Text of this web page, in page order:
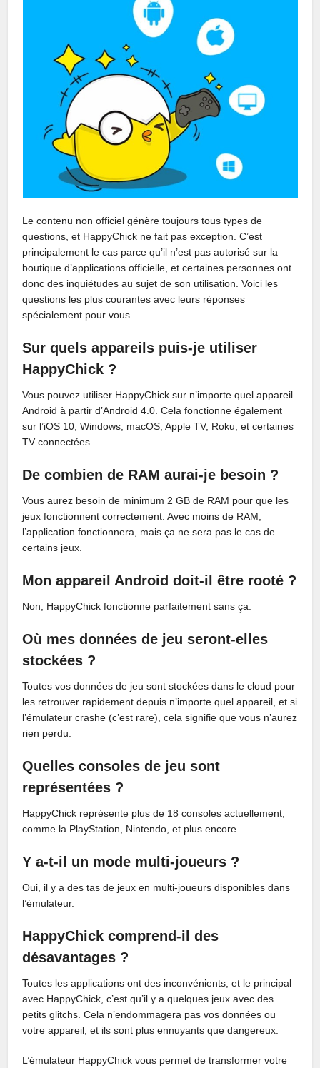
Le contenu non officiel génère toujours tous types de
questions, et HappyChick ne fait pas exception. C’est
principalement le cas parce qu’il n’est pas autorisé sur la
boutique d’applications officielle, et certaines personnes ont
donc des inquiétudes au sujet de son utilisation. Voici les
questions les plus courantes avec leurs réponses
spécialement pour vous.
Sur quels appareils puis-je utiliser
HappyChick ?
Vous pouvez utiliser HappyChick sur n’importe quel appareil
Android à partir d’Android 4.0. Cela fonctionne également
sur l’iOS 10, Windows, macOS, Apple TV, Roku, et certaines
TV connectées.
De combien de RAM aurai-je besoin ?
Vous aurez besoin de minimum 2 GB de RAM pour que les
jeux fonctionnent correctement. Avec moins de RAM,
l’application fonctionnera, mais ça ne sera pas le cas de
certains jeux.
Mon appareil Android doit-il être rooté ?
Non, HappyChick fonctionne parfaitement sans ça.
Où mes données de jeu seront-elles
stockées ?
Toutes vos données de jeu sont stockées dans le cloud pour
les retrouver rapidement depuis n’importe quel appareil, et si
l’émulateur crashe (c’est rare), cela signifie que vous n’aurez
rien perdu.
Quelles consoles de jeu sont
représentées ?
HappyChick représente plus de 18 consoles actuellement,
comme la PlayStation, Nintendo, et plus encore.
Y a-t-il un mode multi-joueurs ?
Oui, il y a des tas de jeux en multi-joueurs disponibles dans
l’émulateur.
HappyChick comprend-il des
désavantages ?
Toutes les applications ont des inconvénients, et le principal
avec HappyChick, c’est qu’il y a quelques jeux avec des
petits glitchs. Cela n’endommagera pas vos données ou
votre appareil, et ils sont plus ennuyants que dangereux.
L’émulateur HappyChick vous permet de transformer votre